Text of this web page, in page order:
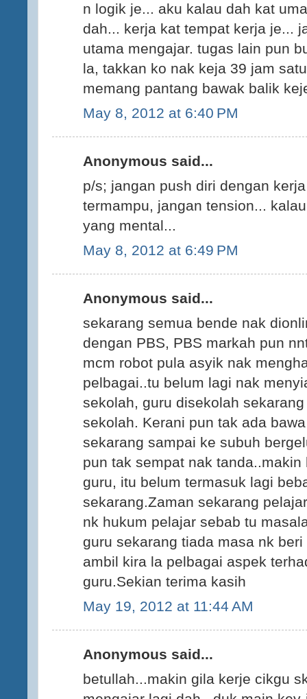
n logik je... aku kalau dah kat
dah... kerja kat tempat kerja je...
utama mengajar. tugas lain pun
la, takkan ko nak keja 39 jam
memang pantang bawak balik
May 8, 2012 at 6:40 PM
Anonymous said...
p/s; jangan push diri dengan
termampu, jangan tension...
yang mental...
May 8, 2012 at 6:49 PM
Anonymous said...
sekarang semua bende nak
dengan PBS, PBS markah pun
mcm robot pula asyik nak
pelbagai..tu belum lagi nak
sekolah, guru disekolah
sekolah. Kerani pun tak ada
sekarang sampai ke subuh
pun tak sempat nak
guru, itu belum termasuk lagi
sekarang.Zaman sekarang
nk hukum pelajar sebab tu
guru sekarang tiada masa nk
ambil kira la pelbagai aspek
guru.Sekian terima kasih
May 19, 2012 at 11:44 AM
Anonymous said...
betullah...makin gila kerje cikgu